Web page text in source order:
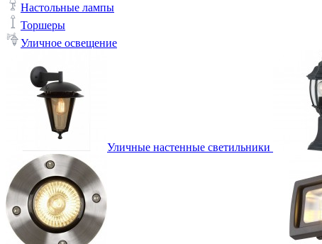
Настольные лампы
Торшеры
Уличное освещение
Уличные настенные светильники